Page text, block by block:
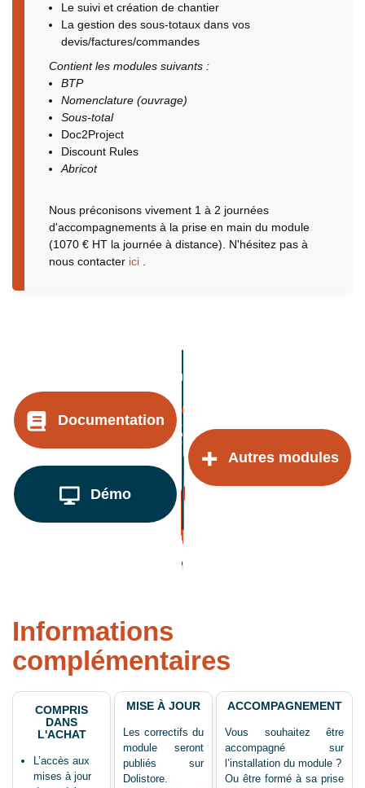
Le suivi et création de chantier
La gestion des sous-totaux dans vos
devis/factures/commandes
Contient les modules suivants :
BTP
Nomenclature (ouvrage)
Sous-total
Doc2Project
Discount Rules
Abricot
Nous préconisons vivement 1 à 2 journées
d'accompagnements à la prise en main du module
(1070 € HT la journée à distance). N'hésitez pas à
nous contacter ici .
Documentation
Démo
Autres modules
Informations
complémentaires
COMPRIS
DANS
L'ACHAT
L’accès aux
mises à jour
MISE À JOUR
Les correctifs du
module seront
publiés sur
Dolistore.
ACCOMPAGNEMENT
Vous souhaitez être
accompagné sur
l’installation du module ?
Ou être formé à sa prise